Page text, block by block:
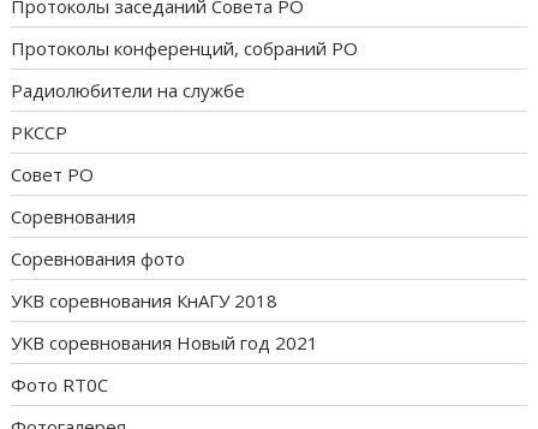
Протоколы заседаний Совета РО
Протоколы конференций, собраний РО
Радиолюбители на службе
РКССР
Совет РО
Соревнования
Соревнования фото
УКВ соревнования КнАГУ 2018
УКВ соревнования Новый год 2021
Фото RT0C